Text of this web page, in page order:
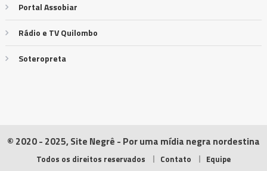
Portal Assobiar
Rádio e TV Quilombo
Soteropreta
© 2020 - 2025, Site Negrê - Por uma mídia negra nordestina
Todos os direitos reservados Contato Equipe